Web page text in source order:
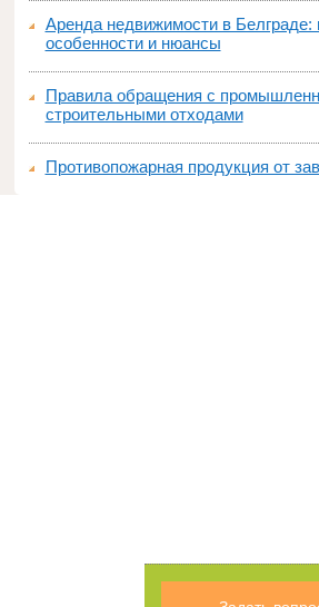
Аренда недвижимости в Белграде:
особенности и нюансы
Правила обращения с
строительными отходами
Противопожарная продукция от